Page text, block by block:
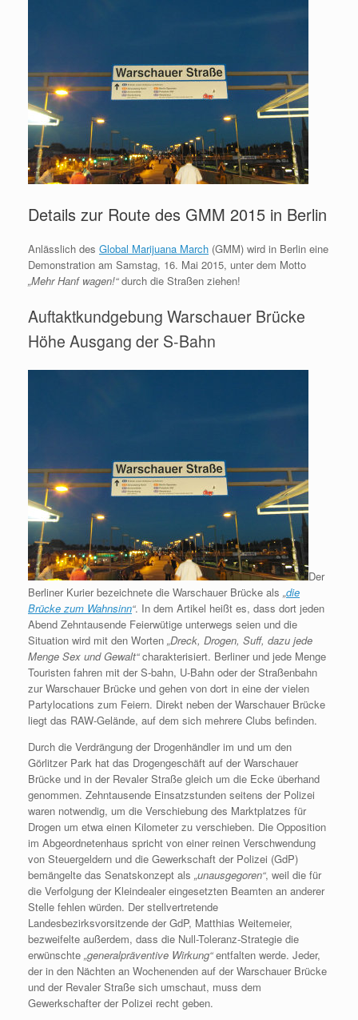
Details zur Route des GMM 2015 in Berlin
Anlässlich des Global Marijuana March (GMM) wird in Berlin eine
Demonstration am Samstag, 16. Mai 2015, unter dem Motto
„Mehr Hanf wagen!“durch die Straßen ziehen!
Auftaktkundgebung Warschauer Brücke
Höhe Ausgang der S-Bahn
Der
Berliner Kurier bezeichnete die Warschauer Brücke als „die
Brücke zum Wahnsinn“. In dem Artikel heißt es, dass dort jeden
Abend Zehntausende Feierwütige unterwegs seien und die
Situation wird mit den Worten „Dreck, Drogen, Suff, dazu jede
Menge Sex und Gewalt“charakterisiert. Berliner und jede Menge
Touristen fahren mit der S-bahn, U-Bahn oder der Straßenbahn
zur Warschauer Brücke und gehen von dort in eine der vielen
Partylocations zum Feiern. Direkt neben der Warschauer Brücke
liegt das RAW-Gelände, auf dem sich mehrere Clubs befinden.
Durch die Verdrängung der Drogenhändler im und um den
Görlitzer Park hat das Drogengeschäft auf der Warschauer
Brücke und in der Revaler Straße gleich um die Ecke überhand
genommen. Zehntausende Einsatzstunden seitens der Polizei
waren notwendig, um die Verschiebung des Marktplatzes für
Drogen um etwa einen Kilometer zu verschieben. Die Opposition
im Abgeordnetenhaus spricht von einer reinen Verschwendung
von Steuergeldern und die Gewerkschaft der Polizei (GdP)
bemängelte das Senatskonzept als „unausgegoren“, weil die für
die Verfolgung der Kleindealer eingesetzten Beamten an anderer
Stelle fehlen würden. Der stellvertretende
Landesbezirksvorsitzende der GdP, Matthias Weitemeier,
bezweifelte außerdem, dass die Null-Toleranz-Strategie die
erwünschte „generalpräventive Wirkung“entfalten werde. Jeder,
der in den Nächten an Wochenenden auf der Warschauer Brücke
und der Revaler Straße sich umschaut, muss dem
Gewerkschafter der Polizei recht geben.